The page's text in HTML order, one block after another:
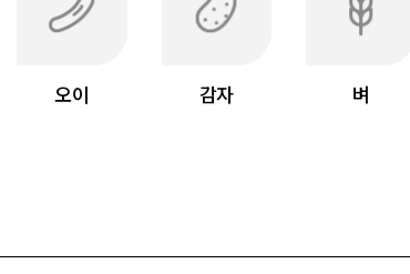
오이 감자 벼